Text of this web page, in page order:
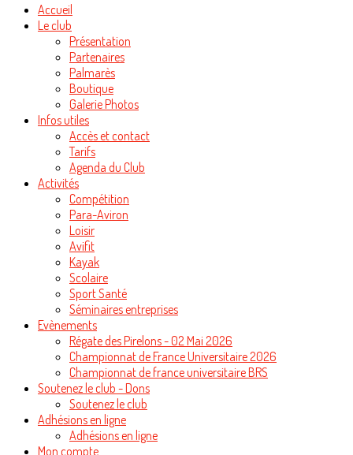
Accueil
Le club
Présentation
Partenaires
Palmarès
Boutique
Galerie Photos
Infos utiles
Accès et contact
Tarifs
Agenda du Club
Activités
Compétition
Para-Aviron
Loisir
Avifit
Kayak
Scolaire
Sport Santé
Séminaires entreprises
Evènements
Régate des Pirelons - 02 Mai 2026
Championnat de France Universitaire 2026
Championnat de france universitaire BRS
Soutenez le club - Dons
Soutenez le club
Adhésions en ligne
Adhésions en ligne
Mon compte